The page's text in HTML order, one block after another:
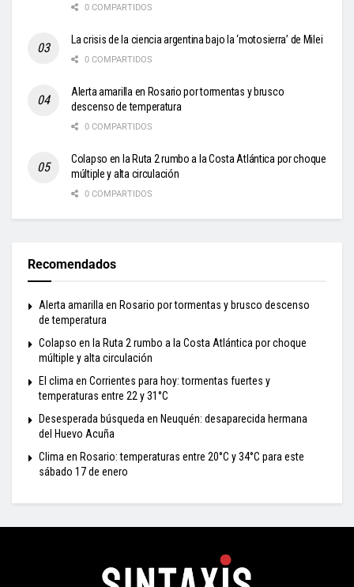
0 COMPARTIDOS
La crisis de la ciencia argentina bajo la ‘motosierra’ de Milei
0 COMPARTIDOS
Alerta amarilla en Rosario por tormentas y brusco
descenso de temperatura
0 COMPARTIDOS
Colapso en la Ruta 2 rumbo a la Costa Atlántica por choque
múltiple y alta circulación
0 COMPARTIDOS
Recomendados
Alerta amarilla en Rosario por tormentas y brusco descenso
de temperatura
Colapso en la Ruta 2 rumbo a la Costa Atlántica por choque
múltiple y alta circulación
El clima en Corrientes para hoy: tormentas fuertes y
temperaturas entre 22 y 31°C
Desesperada búsqueda en Neuquén: desaparecida hermana
del Huevo Acuña
Clima en Rosario: temperaturas entre 20°C y 34°C para este
sábado 17 de enero